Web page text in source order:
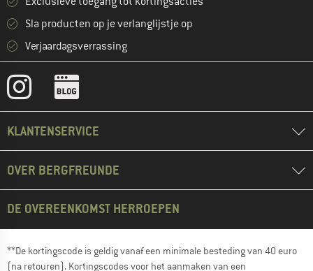
Sla producten op je verlanglijstje op
Verjaardagsverrassing
KLANTENSERVICE
OVER BERGFREUNDE
DE OVEREENKOMST HERROEPEN
**De kortingscode is geldig vanaf een minimale besteding van 40 euro
(na retouren). Kortingscodes voor het aanmaken van een